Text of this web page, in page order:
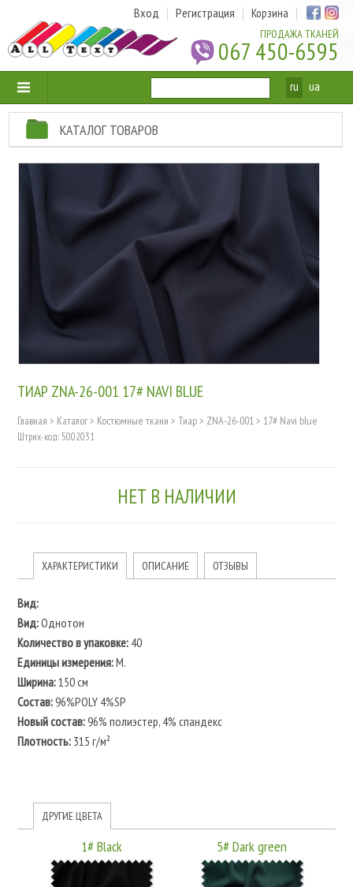
ПРОДАЖА ТКАНЕЙ
067 450-6595
Вход Регистрация Корзина
ru ua
КАТАЛОГ ТОВАРОВ
ТИАР ZNA-26-001 17# NAVI BLUE
Главная > Каталог> Костюмные ткани > Тиар> ZNA-26-001> 17# Navi blue
Штрих-код: 5002031
НЕТ В НАЛИЧИИ
ХАРАКТЕРИСТИКИ ОПИСАНИЕ ОТЗЫВЫ
Вид:
Вид:Однотон
Количество в упаковке:40
Единицы измерения:М.
Ширина:150 см
Состав:96%POLY 4%SP
Новый состав:96% полиэстер, 4% спандекс
Плотность:315 г/м²
ДРУГИЕ ЦВЕТА
1# Black 5# Dark green